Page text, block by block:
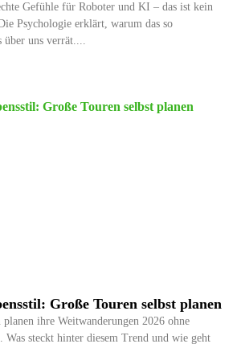
Gefühle für Roboter und KI – das ist kein
Psychologie erklärt, warum das so
über uns verrät.
Große Touren selbst planen
ihre Weitwanderungen 2026 ohne
Was steckt hinter diesem Trend und wie geht